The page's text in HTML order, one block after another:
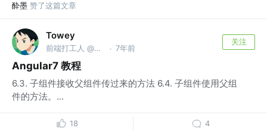
酔墨 赞了这篇文章
Towey
前端打工人 @北京 · 7年前
关注
Angular7 教程
6.3. 子组件接收父组件传过来的方法 6.4. 子组件使用父组
件的方法。...
18 4